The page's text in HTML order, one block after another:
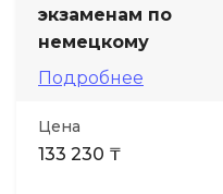
экзаменам по
немецкому
Подробнее
Цена
133 230 ₸